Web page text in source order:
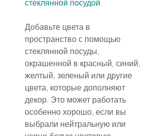
стеклянной посудой
Добавьте цвета в
пространство с помощью
стеклянной посуды,
окрашенной в красный, синий,
желтый, зеленый или другие
цвета, которые дополняют
декор. Это может работать
особенно хорошо, если вы
выбрали нейтральную или